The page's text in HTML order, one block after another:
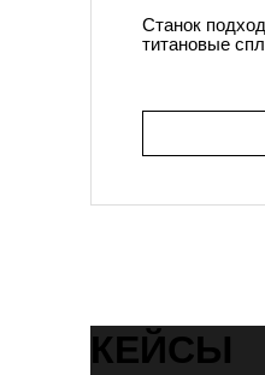
Станок
титановые
КЕЙСЫ